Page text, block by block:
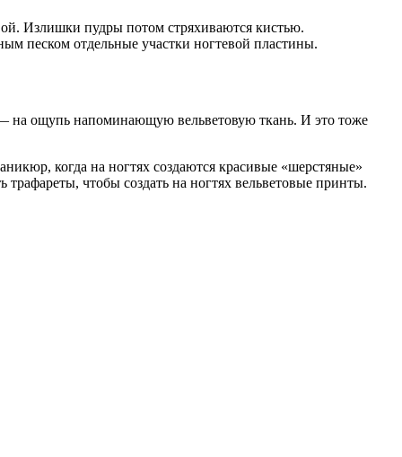
Излишки пудры потом стряхиваются кистью.
песком отдельные участки ногтевой пластины.
на ощупь напоминающую вельветовую ткань. И это тоже
когда на ногтях создаются красивые «шерстяные»
чтобы создать на ногтях вельветовые принты.